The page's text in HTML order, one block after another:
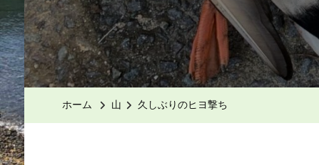
ホーム 山 久しぶりのヒヨ撃ち